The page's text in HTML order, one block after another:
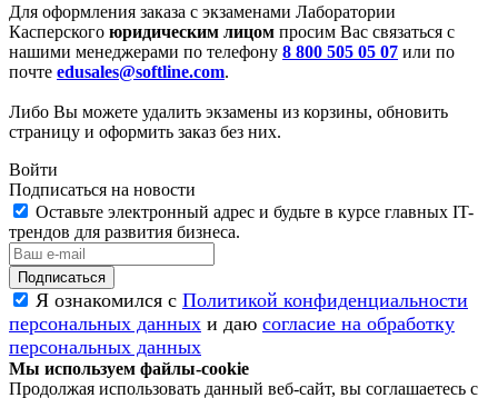
Для оформления заказа с экзаменами Лаборатории
Касперского юридическим лицом просим Вас связаться с
нашими менеджерами по телефону 8 800 505 05 07 или по
почте edusales@softline.com.
Либо Вы можете удалить экзамены из корзины, обновить
страницу и оформить заказ без них.
Войти
Подписаться на новости
Оставьте электронный адрес и будьте в курсе главных IT-
трендов для развития бизнеса.
Я ознакомился с Политикой конфиденциальности
персональных данных и даю согласие на обработку
персональных данных
Мы используем файлы-cookie
Продолжая использовать данный веб-сайт, вы соглашаетесь с